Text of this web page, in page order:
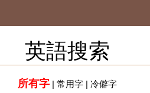
英語搜索
所有字| 常用字| 冷僻字